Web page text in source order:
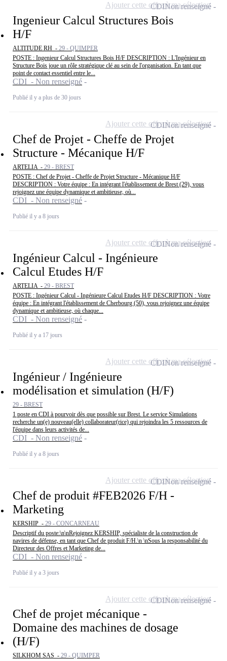
Ingenieur Calcul Structures Bois
H/F
ALTITUDE RH - 29 - QUIMPER
POSTE : Ingenieur Calcul Structures Bois H/F DESCRIPTION : L'Ingénieur en
Structure Bois joue un rôle stratégique clé au sein de l'organisation. En tant que
point de contact essentiel entre le...
CDI - Non renseigné
Publié il y a plus de 30 jours
CDINon renseigné
Ajouter cette offre à ma sélection
Chef de Projet - Cheffe de Projet
Structure - Mécanique H/F
ARTELIA - 29 - BREST
POSTE : Chef de Projet - Cheffe de Projet Structure - Mécanique H/F
DESCRIPTION : Votre équipe : En intégrant l'établissement de Brest (29), vous
rejoignez une équipe dynamique et ambitieuse, où...
CDI - Non renseigné
Publié il y a 8 jours
CDINon renseigné
Ajouter cette offre à ma sélection
Ingénieur Calcul - Ingénieure
Calcul Etudes H/F
ARTELIA - 29 - BREST
POSTE : Ingénieur Calcul - Ingénieure Calcul Etudes H/F DESCRIPTION : Votre
équipe : En intégrant l'établissement de Cherbourg (50), vous rejoignez une équipe
dynamique et ambitieuse, où chaque...
CDI - Non renseigné
Publié il y a 17 jours
CDINon renseigné
Ajouter cette offre à ma sélection
Ingénieur / Ingénieure
modélisation et simulation (H/F)
29 - BREST
1 poste en CDI à pourvoir dès que possible sur Brest. Le service Simulations
recherche un(e) nouveau(elle) collaborateur(rice) qui rejoindra les 5 ressources de
l'équipe dans leurs activités de...
CDI - Non renseigné
Publié il y a 8 jours
CDINon renseigné
Ajouter cette offre à ma sélection
Chef de produit #FEB2026 F/H -
Marketing
KERSHIP - 29 - CONCARNEAU
Descriptif du poste:\n\nRejoignez KERSHIP, spécialiste de la construction de
navires de défense, en tant que Chef de produit F/H.\n \nSous la responsabilité du
Directeur des Offres et Marketing de...
CDI - Non renseigné
Publié il y a 3 jours
CDINon renseigné
Ajouter cette offre à ma sélection
Chef de projet mécanique -
Domaine des machines de dosage
(H/F)
SILKHOM SAS - 29 - QUIMPER
CDINon renseigné
Ajouter cette offre à ma sélection